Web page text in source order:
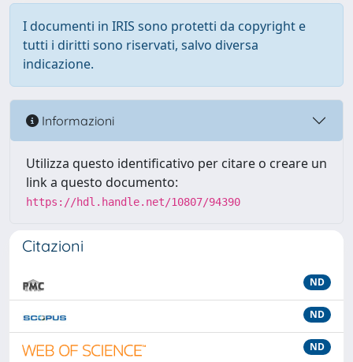
I documenti in IRIS sono protetti da copyright e
tutti i diritti sono riservati, salvo diversa
indicazione.
Informazioni
Utilizza questo identificativo per citare o creare un
link a questo documento:
https://hdl.handle.net/10807/94390
Citazioni
ND
ND
ND